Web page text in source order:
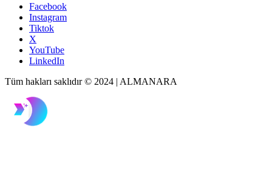
Facebook
Instagram
Tiktok
X
YouTube
LinkedIn
Tüm hakları saklıdır © 2024 | ALMANARA